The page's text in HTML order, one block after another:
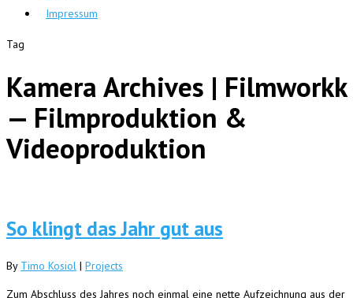
Impressum
Tag
Kamera Archives | Filmworkk
— Filmproduktion &
Videoproduktion
So klingt das Jahr gut aus
By Timo Kosiol | Projects
Zum Abschluss des Jahres noch einmal eine nette Aufzeichnung aus der